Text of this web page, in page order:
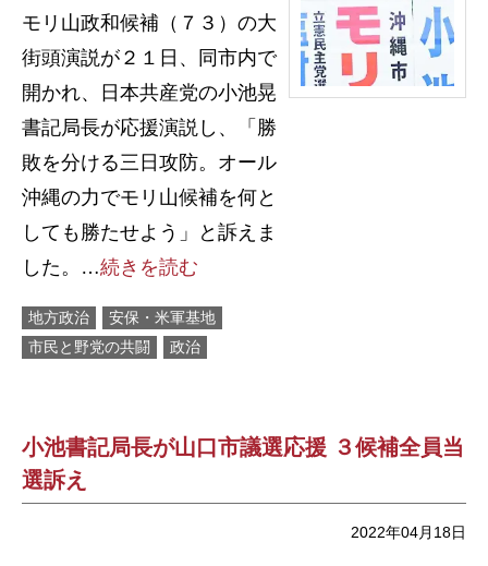
モリ山政和候補（７３）の大
街頭演説が２１日、同市内で
開かれ、日本共産党の小池晃
書記局長が応援演説し、「勝
敗を分ける三日攻防。オール
沖縄の力でモリ山候補を何と
しても勝たせよう」と訴えま
した。…続きを読む
地方政治
安保・米軍基地
市民と野党の共闘
政治
小池書記局長が山口市議選応援 ３候補全員当
選訴え
2022年04月18日